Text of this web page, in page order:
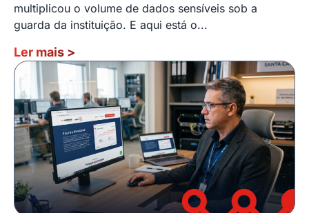
multiplicou o volume de dados sensíveis sob a
guarda da instituição. E aqui está o...
Ler mais >